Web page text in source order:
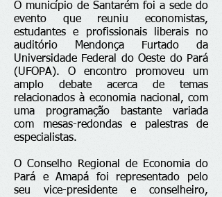
O município de Santarém foi a sede do
evento que reuniu economistas,
estudantes e profissionais liberais no
auditório Mendonça Furtado da
Universidade Federal do Oeste do Pará
(UFOPA). O encontro promoveu um
amplo debate acerca de temas
relacionados à economia nacional, com
uma programação bastante variada
com mesas-redondas e palestras de
especialistas.
O Conselho Regional de Economia do
Pará e Amapá foi representado pelo
seu vice-presidente e conselheiro,